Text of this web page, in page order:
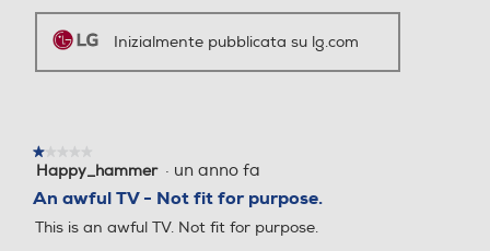
Dotazioni - Personalizzazioni
Occhiali 3D inclusi
Accessori in dotazione
WiFi ed Ethernet WiFi ed Ethernet
Bluetooth Bluetooth
DLNA DLNA
Inizialmente pubblicata su lg.com
★★★★★
★★★★★
1
5
stelle.
Happy_hammer · un anno fa
An awful TV - Not fit for purpose.
This is an awful TV. Not fit for purpose.